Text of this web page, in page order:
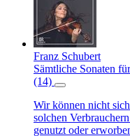
Franz Schubert
Sämtliche Sonaten
(14)
Wir können nicht
solchen
genutzt oder